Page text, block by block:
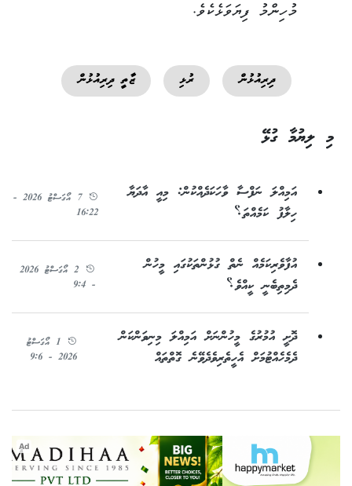
މުހިންމު ފިޔަވަޅެކެވެ.
ދިރިއުޅުން ރުޅި ޒާތީ ދިރިއުޅުން
މި ލިޔުމާ ގުޅޭ
އަމިއްލަ ނަފްސާ ވާހަކަދެއްކުން: މިއީ އާދަޔާ
ހިލާފު ކަމެއްތަ؟
7 އޯގަސްޓު 2026 -
16:22
އުފާވެރިކަމެއް ނެތް ގުޅުންތަކުގައި މީހުން
ދެމިތިބެނީ ކީއްވެ؟
2 އޯގަސްޓު 2026
- 9:4
ދޮށީ އުމުރުގެ މީހުންނަށް އަމިއްލަ މިނިވަންކަން
ދެމެހެއްޓުމަށް އެހީތެރިވެދެވޭނެ ގޮތްތައް
1 އޯގަސްޓު
2026 - 9:6
Ad